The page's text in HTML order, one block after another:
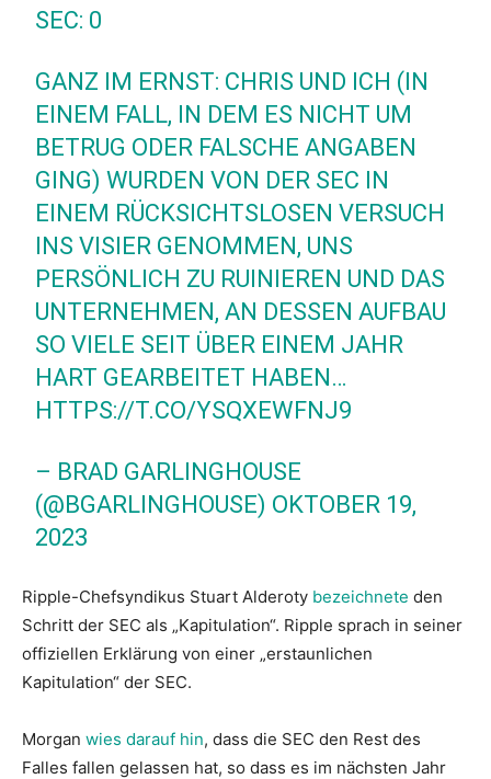
SEC: 0
GANZ IM ERNST: CHRIS UND ICH (IN
EINEM FALL, IN DEM ES NICHT UM
BETRUG ODER FALSCHE ANGABEN
GING) WURDEN VON DER SEC IN
EINEM RÜCKSICHTSLOSEN VERSUCH
INS VISIER GENOMMEN, UNS
PERSÖNLICH ZU RUINIEREN UND DAS
UNTERNEHMEN, AN DESSEN AUFBAU
SO VIELE SEIT ÜBER EINEM JAHR
HART GEARBEITET HABEN…
HTTPS://T.CO/YSQXEWFNJ9
– BRAD GARLINGHOUSE
(@BGARLINGHOUSE) OKTOBER 19,
2023
Ripple-Chefsyndikus Stuart Alderoty bezeichnete den
Schritt der SEC als „Kapitulation“. Ripple sprach in seiner
offiziellen Erklärung von einer „erstaunlichen
Kapitulation“ der SEC.
Morgan wies darauf hin, dass die SEC den Rest des
Falles fallen gelassen hat, so dass es im nächsten Jahr